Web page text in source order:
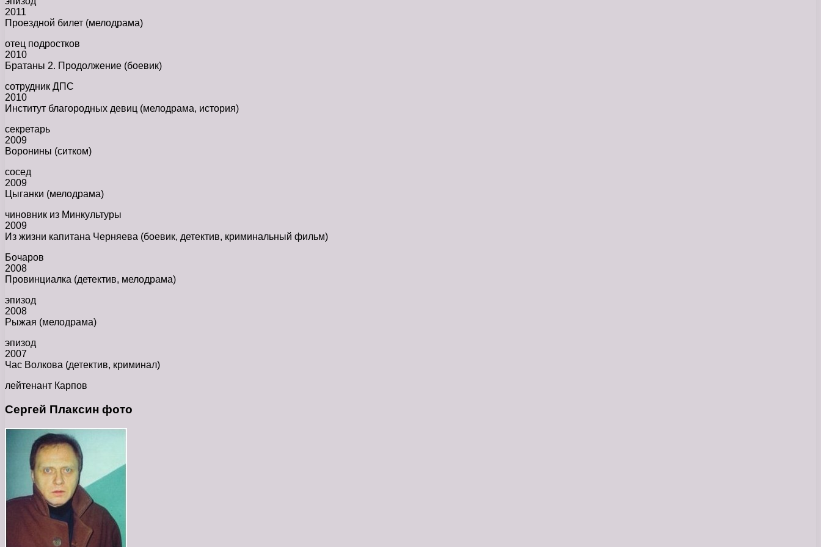
2011
Проездной билет (мелодрама)
отец подростков
2010
Братаны 2. Продолжение (боевик)
сотрудник ДПС
2010
Институт благородных девиц (мелодрама, история)
секретарь
2009
Воронины (ситком)
сосед
2009
Цыганки (мелодрама)
чиновник из Минкультуры
2009
Из жизни капитана Черняева (боевик, детектив, криминальный фильм)
Бочаров
2008
Провинциалка (детектив, мелодрама)
эпизод
2008
Рыжая (мелодрама)
эпизод
2007
Час Волкова (детектив, криминал)
лейтенант Карпов
Сергей Плаксин фото